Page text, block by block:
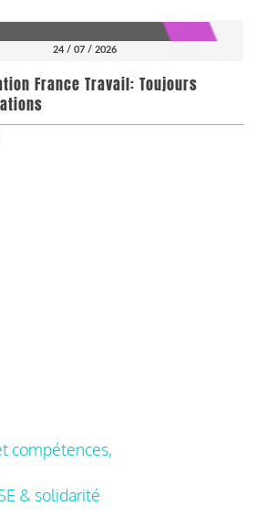
24 / 07 / 2026
France Travail: Toujours
compétences,
& solidarité